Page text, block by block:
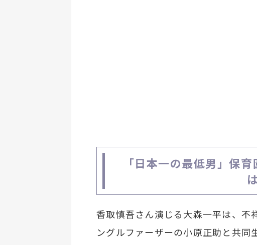
「日本一の最低男」保
香取慎吾さん演じる大森一平は、不
ングルファーザーの小原正助と共同